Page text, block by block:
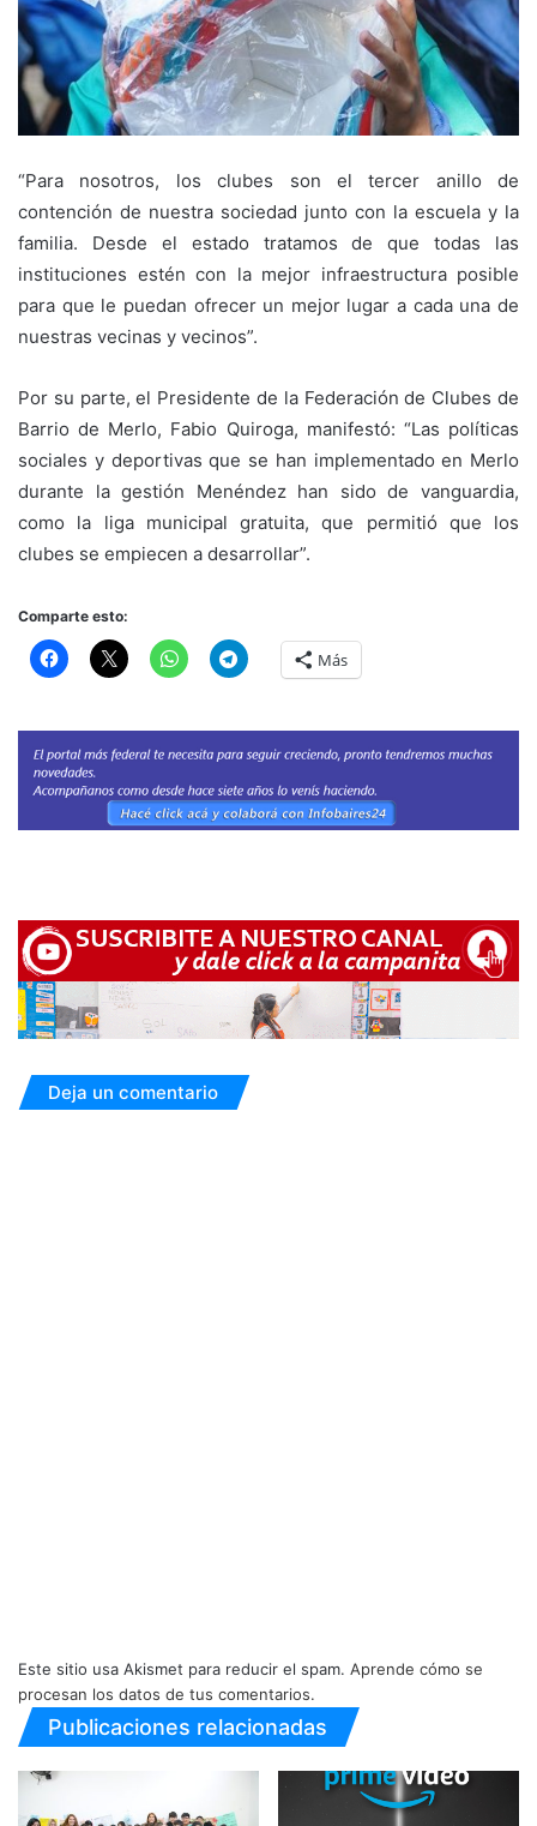
“Para nosotros, los clubes son el tercer anillo de
contención de nuestra sociedad junto con la escuela y la
familia. Desde el estado tratamos de que todas las
instituciones estén con la mejor infraestructura posible
para que le puedan ofrecer un mejor lugar a cada una de
nuestras vecinas y vecinos”.
Por su parte, el Presidente de la Federación de Clubes de
Barrio de Merlo, Fabio Quiroga, manifestó: “Las políticas
sociales y deportivas que se han implementado en Merlo
durante la gestión Menéndez han sido de vanguardia,
como la liga municipal gratuita, que permitió que los
clubes se empiecen a desarrollar”.
Comparte esto:
Más
Deja un comentario
Este sitio usa Akismet para reducir el spam. Aprende cómo se
procesan los datos de tus comentarios.
Publicaciones relacionadas